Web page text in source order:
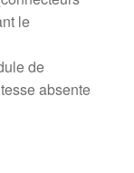
le
de
absente